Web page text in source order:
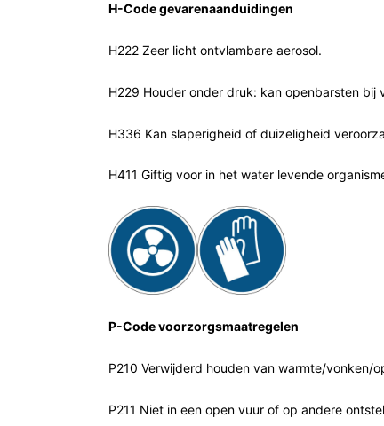
H-Code gevarenaanduidingen
H222 Zeer licht ontvlambare aerosol.
H229 Houder onder druk: kan openbarsten bij
H336 Kan slaperigheid of duizeligheid
H411 Giftig voor in het water levende
P-Code voorzorgsmaatregelen
P210 Verwijderd houden van warmte/
P211 Niet in een open vuur of op andere